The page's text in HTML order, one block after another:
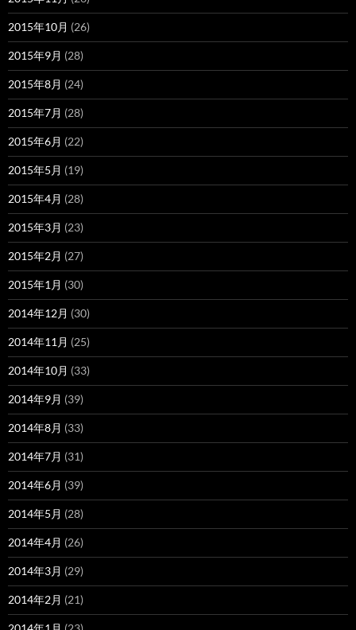
2015年10月 (26)
2015年9月 (28)
2015年8月 (24)
2015年7月 (28)
2015年6月 (22)
2015年5月 (19)
2015年4月 (28)
2015年3月 (23)
2015年2月 (27)
2015年1月 (30)
2014年12月 (30)
2014年11月 (25)
2014年10月 (33)
2014年9月 (39)
2014年8月 (33)
2014年7月 (31)
2014年6月 (39)
2014年5月 (28)
2014年4月 (26)
2014年3月 (29)
2014年2月 (21)